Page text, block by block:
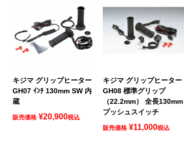
キジマ グリップヒーター
GH07 ｲﾝﾁ 130mm SW 内
蔵
販売価格 ¥20,900税込
キジマ グリップヒーター
GH08 標準グリップ
（22.2mm） 全長130mm
プッシュスイッチ
販売価格 ¥11,000税込